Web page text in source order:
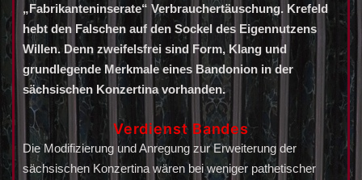
„Fabrikanteninserate“ Verbrauchertäuschung. Krefeld
hebt den Falschen auf den Sockel des Eigennutzens
Willen. Denn zweifelsfrei sind Form, Klang und
grundlegende Merkmale eines Bandonion in der
sächsischen Konzertina vorhanden.
Verdienst Bandes
Die Modifizierung und Anregung zur Erweiterung der
sächsischen Konzertina wären bei weniger pathetischer